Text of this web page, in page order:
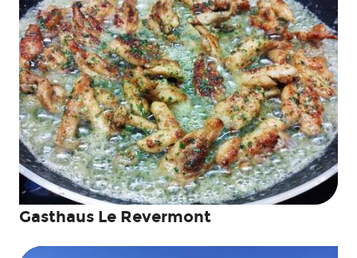
Gasthaus Le Revermont